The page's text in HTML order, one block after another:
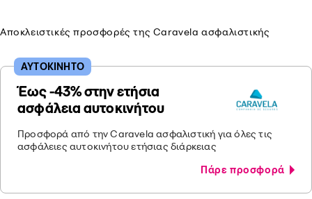
Αποκλειστικές προσφορές της Caravela ασφαλιστικής
Έως -43% στην ετήσια
ασφάλεια αυτοκινήτου
Προσφορά από την Caravela ασφαλιστική για όλες τις
ασφάλειες αυτοκινήτου ετήσιας διάρκειας
Πάρε προσφορά
ΑΥΤΟΚΙΝΗΤΟ